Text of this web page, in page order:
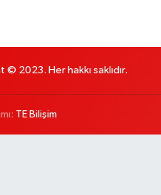
© 2023. Her hakkı saklıdır.
TE Bilişim